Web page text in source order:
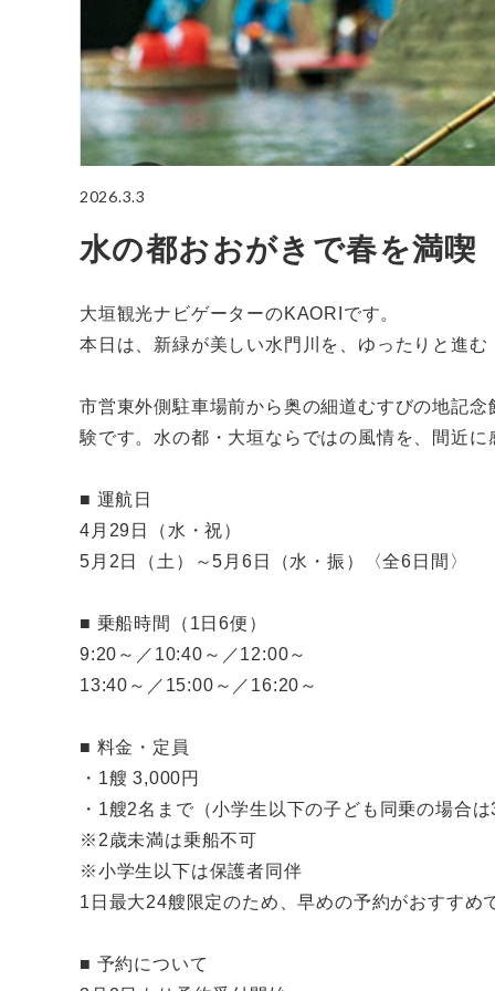
2026.3.3
水の都おおがきで春を満喫
大垣観光ナビゲーターのKAORIです。
本日は、新緑が美しい水門川を、ゆったりと進
市営東外側駐車場前から奥の細道むすびの地記
験です。水の都・大垣ならではの風情を、間近
■ 運航日
4月29日（水・祝）
5月2日（土）～5月6日（水・振）〈全6日間〉
■ 乗船時間（1日6便）
9:20～／10:40～／12:00～
13:40～／15:00～／16:20～
■ 料金・定員
・1艘 3,000円
・1艘2名まで（小学生以下の子ども同乗の場合
※2歳未満は乗船不可
※小学生以下は保護者同伴
1日最大24艘限定のため、早めの予約がおすすめ
■ 予約について